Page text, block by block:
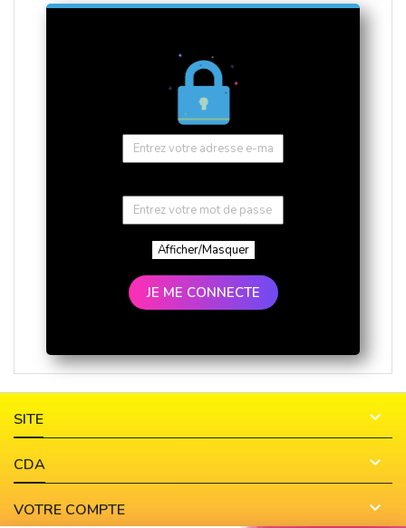
Afficher/Masquer
JE ME CONNECTE
SITE 
CDA 
VOTRE COMPTE 